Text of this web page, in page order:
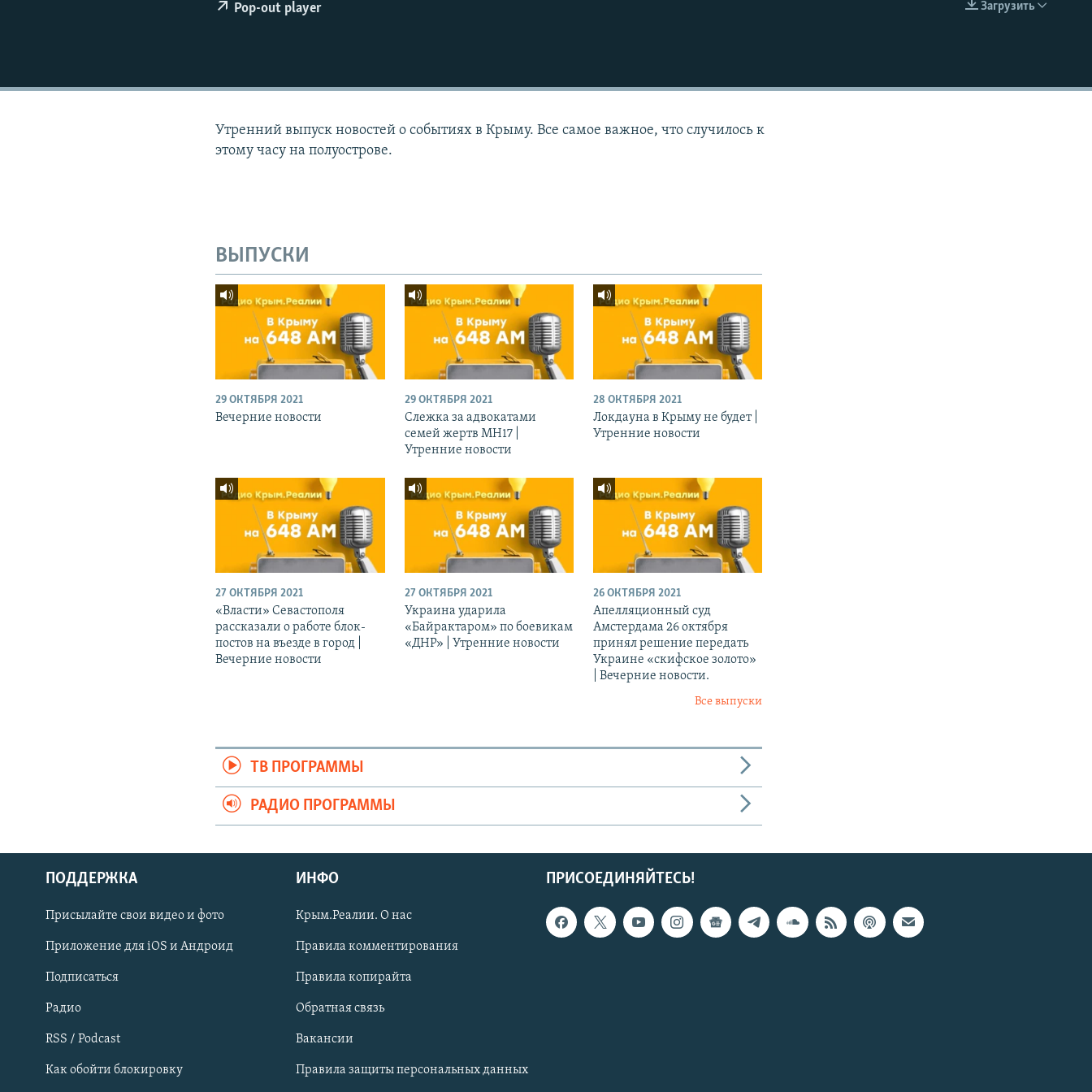
УКРАИНСКАЯ ПРОБЛЕМА КРЫМА
Українською
Qırımtatar
ПРИСОЕДИНЯЙТЕСЬ!
EMBED
Загрузить
Pop-out player
Утренний выпуск новостей о событиях в Крыму. Все самое важное, что случилось к
этому часу на полуострове.
ВЫПУСКИ
29 ОКТЯБРЯ 2021
Вечерние новости
29 ОКТЯБРЯ 2021
Слежка за адвокатами
семей жертв МН17 |
Утренние новости
28 ОКТЯБРЯ 2021
Локдауна в Крыму не будет |
Утренние новости
27 ОКТЯБРЯ 2021
«Власти» Севастополя
рассказали о работе блок-
постов на въезде в город |
Вечерние новости
27 ОКТЯБРЯ 2021
Украина ударила
«Байрактаром» по боевикам
«ДНР» | Утренние новости
26 ОКТЯБРЯ 2021
Апелляционный суд
Амстердама 26 октября
принял решение передать
Украине «скифское золото»
| Вечерние новости.
Все выпуски
ТВ ПРОГРАММЫ
РАДИО ПРОГРАММЫ
ПРИСОЕДИНЯЙТЕСЬ!
ПОДДЕРЖКА
Присылайте свои видео и фото
Приложение для iOS и Андроид
Подписаться
Радио
RSS / Podcast
Как обойти блокировку
ИНФО
Крым.Реалии. О нас
Правила комментирования
Правила копирайта
Обратная связь
Вакансии
Правила защиты персональных данных